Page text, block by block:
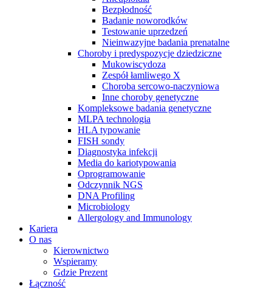
Bezpłodność
Badanie noworodków
Testowanie uprzedzeń
Nieinwazyjne badania prenatalne
Choroby i predyspozycje dziedziczne
Mukowiscydoza
Zespół łamliwego X
Choroba sercowo-naczyniowa
Inne choroby genetyczne
Kompleksowe badania genetyczne
MLPA technologia
HLA typowanie
FISH sondy
Diagnostyka infekcji
Media do kariotypowania
Oprogramowanie
Odczynnik NGS
DNA Profiling
Microbiology
Allergology and Immunology
Kariera
O nas
Kierownictwo
Wspieramy
Gdzie Prezent
Łączność